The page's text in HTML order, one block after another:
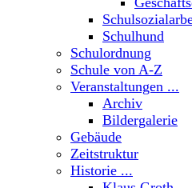
Schulhund
Schulordnung
Schule von A-Z
Veranstaltungen ...
Archiv
Bildergalerie
Gebäude
Zeitstruktur
Historie ...